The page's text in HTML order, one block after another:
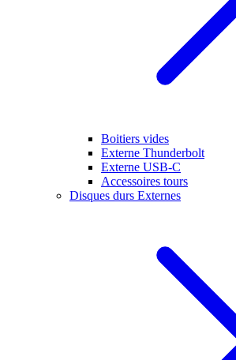
Boitiers vides
Externe Thunderbolt
Externe USB-C
Accessoires tours
Disques durs Externes